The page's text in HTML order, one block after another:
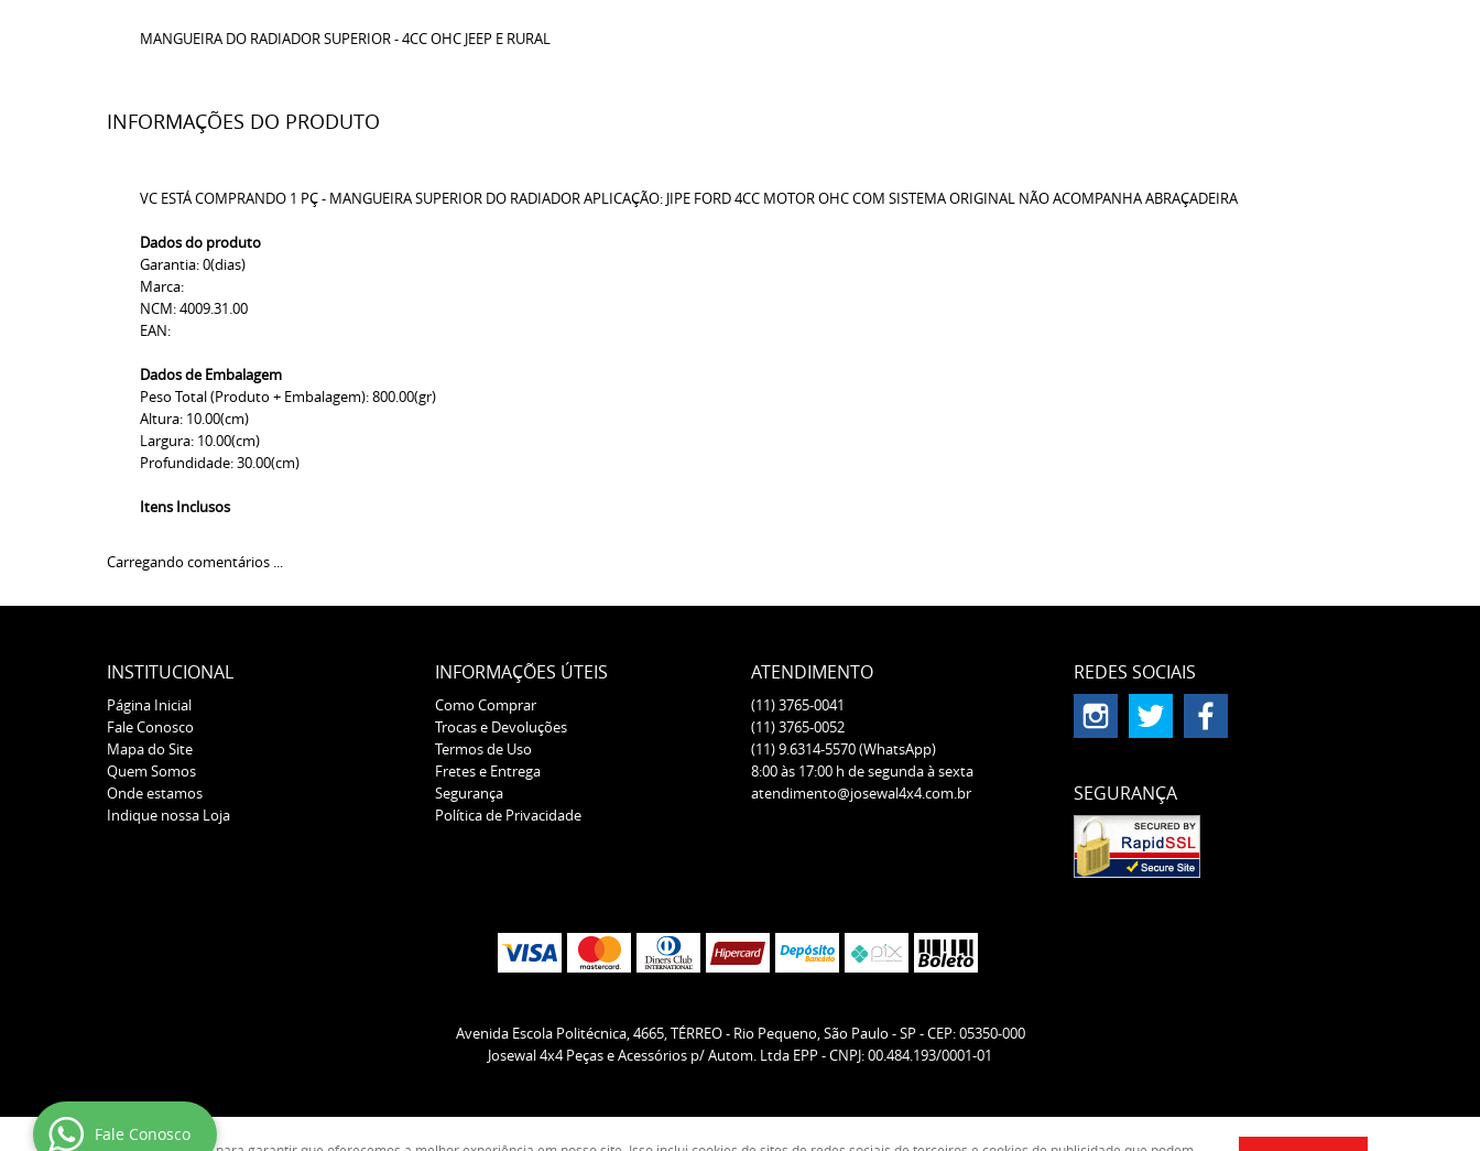
MANGUEIRA DO RADIADOR SUPERIOR - 4CC OHC JEEP E RURAL
INFORMAÇÕES DO PRODUTO
VC ESTÁ COMPRANDO 1 PÇ - MANGUEIRA SUPERIOR DO RADIADOR APLICAÇÃO: JIPE FORD 4CC MOTOR OHC COM SISTEMA ORIGINAL NÃO ACOMPANHA ABRAÇADEIRA
Dados do produto
Garantia: 0(dias)
Marca:
NCM: 4009.31.00
EAN:
Dados de Embalagem
Peso Total (Produto + Embalagem): 800.00(gr)
Altura: 10.00(cm)
Largura: 10.00(cm)
Profundidade: 30.00(cm)
Itens Inclusos
Carregando comentários ...
INSTITUCIONAL
Página Inicial
Fale Conosco
Mapa do Site
Quem Somos
Onde estamos
Indique nossa Loja
INFORMAÇÕES ÚTEIS
Como Comprar
Trocas e Devoluções
Termos de Uso
Fretes e Entrega
Segurança
Política de Privacidade
ATENDIMENTO
(11)3765-0041
(11)3765-0052
(11)9.6314-5570(WhatsApp)
8:00 às 17:00 h de segunda à sexta
atendimento@josewal4x4.com.br
REDES SOCIAIS
SEGURANÇA
Avenida Escola Politécnica, 4665, TÉRREO- Rio Pequeno, São Paulo -SP -CEP: 05350-000
Josewal 4x4 Peças e Acessórios p/ Autom. Ltda EPP - CNPJ: 00.484.193/0001-01
Fale Conosco